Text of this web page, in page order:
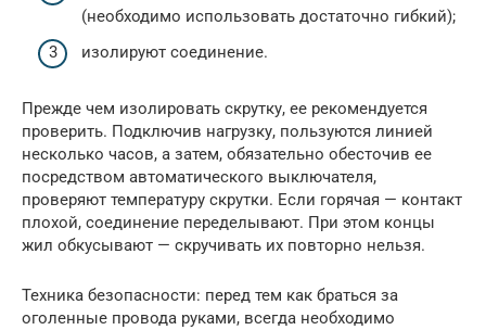
(необходимо использовать достаточно гибкий);
изолируют соединение.
Прежде чем изолировать скрутку, ее рекомендуется
проверить. Подключив нагрузку, пользуются линией
несколько часов, а затем, обязательно обесточив ее
посредством автоматического выключателя,
проверяют температуру скрутки. Если горячая — контакт
плохой, соединение переделывают. При этом концы
жил обкусывают — скручивать их повторно нельзя.
Техника безопасности: перед тем как браться за
оголенные провода руками, всегда необходимо